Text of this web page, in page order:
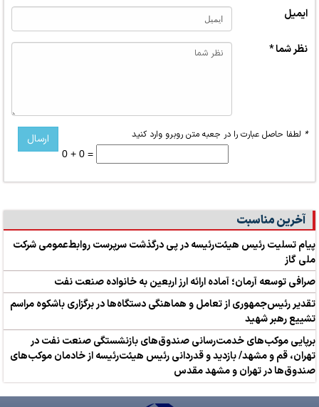
ایمیل
نظر شما *
* لطفا حاصل عبارت را در جعبه متن روبرو وارد کنید
0 + 0 =
آخرین مناسبت
پیام تسلیت رئیس هیئت‌رئیسه در پی درگذشت سرپرست روابط‌عمومی شرکت
ملی گاز
صرافی توسعه آرمان؛ آماده ارائه ارز اربعین به خانواده صنعت نفت
تقدیر رئیس‌جمهوری از تعامل و هماهنگی دستگاه‌ها در برگزاری باشکوه مراسم
تشییع رهبر شهید
برپایی موکب‌های خدمت‌رسانی صندوق‌های بازنشستگی صنعت نفت در
تهران، قم و مشهد/ بازدید و قدردانی رئیس هیئت‌رئیسه از خادمان موکب‌های
صندوق‌ها در تهران و مشهد مقدس